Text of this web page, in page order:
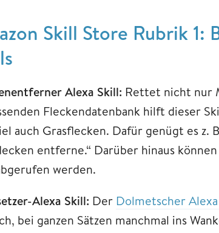
Skill Store Rubrik 1:
Alexa Skill: Rettet nicht nur
Fleckendatenbank hilft dieser
auch Grasflecken. Dafür genügt es
entferne.“ Darüber hinaus
werden.
Alexa Skill: Der Dolmetscher
bei ganzen Sätzen manchmal ins